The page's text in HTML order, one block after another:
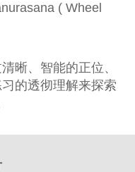
( Wheel
晰、智能的正位、
的透彻理解来探索